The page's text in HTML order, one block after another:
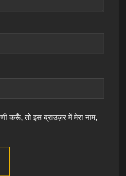
करूँ, तो इस ब्राउज़र में मेरा नाम,